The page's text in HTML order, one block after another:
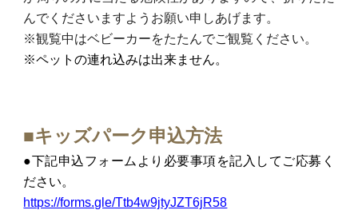
んでくださいますようお願い申しあげます。
※観覧中はベビーカーをたたんでご観覧ください。
※ペットの連れ込みは出来ません。
■キッズパーク申込方法
●下記申込フォームより必要事項を記入してご応募く
ださい。
https://forms.gle/Ttb4w9jtyJZT6jR58